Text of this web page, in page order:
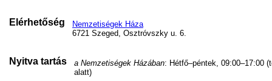
Elérhetőség
Nemzetiségek Háza
6721 Szeged, Osztróvszky u. 6.
Nyitva tartás a Nemzetiségek Házában: Hétfő–péntek, 09:00–17:00
alatt)